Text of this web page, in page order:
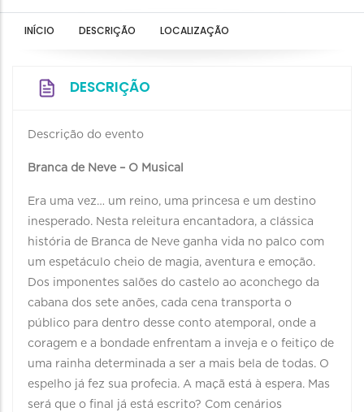
INÍCIO DESCRIÇÃO LOCALIZAÇÃO
DESCRIÇÃO
Descrição do evento
Branca de Neve – O Musical
Era uma vez… um reino, uma princesa e um destino
inesperado. Nesta releitura encantadora, a clássica
história de Branca de Neve ganha vida no palco com
um espetáculo cheio de magia, aventura e emoção.
Dos imponentes salões do castelo ao aconchego da
cabana dos sete anões, cada cena transporta o
público para dentro desse conto atemporal, onde a
coragem e a bondade enfrentam a inveja e o feitiço de
uma rainha determinada a ser a mais bela de todas. O
espelho já fez sua profecia. A maçã está à espera. Mas
será que o final já está escrito? Com cenários